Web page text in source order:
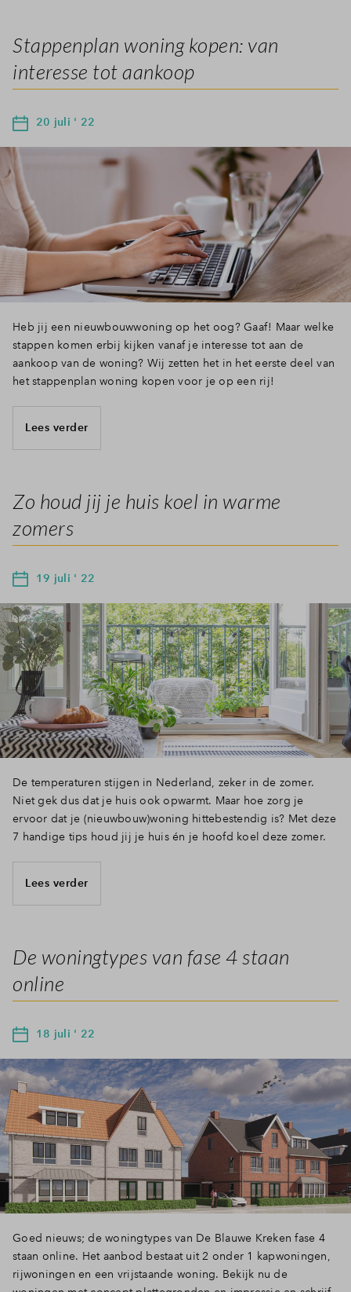
Stappenplan woning kopen: van
interesse tot aankoop
20 juli ' 22
Heb jij een nieuwbouwwoning op het oog? Gaaf! Maar welke
stappen komen erbij kijken vanaf je interesse tot aan de
aankoop van de woning? Wij zetten het in het eerste deel van
het stappenplan woning kopen voor je op een rij!
Lees verder
Zo houd jij je huis koel in warme
zomers
19 juli ' 22
De temperaturen stijgen in Nederland, zeker in de zomer.
Niet gek dus dat je huis ook opwarmt. Maar hoe zorg je
ervoor dat je (nieuwbouw)woning hittebestendig is? Met deze
7 handige tips houd jij je huis én je hoofd koel deze zomer.
Lees verder
De woningtypes van fase 4 staan
online
18 juli ' 22
Goed nieuws; de woningtypes van De Blauwe Kreken fase 4
staan online. Het aanbod bestaat uit 2 onder 1 kapwoningen,
rijwoningen en een vrijstaande woning. Bekijk nu de